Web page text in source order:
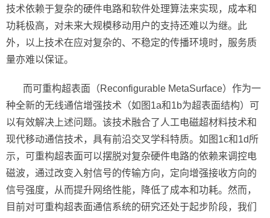
技术依赖于复杂的硬件电路和软件处理算法来实现，成本和
功耗极高，对未来大规模移动用户的支持还难以为继。此
外，以上技术在应对复杂的、不稳定的传播环境时，服务质
量亦难以保证。
而可重构超表面（Reconfigurable MetaSurface）作为一
种全新的无线通信增强技术（如图1a和1b为超表面结构）可
以有效解决上述问题。该技术融合了人工电磁超材料技术和
现代移动通信技术，具有前沿交叉学科特质。如图1c和1d所
示，可重构超表面可以摆脱对复杂硬件电路的依赖来调控电
磁波，通过改变入射信号的传输方向，定向增强接收方向的
信号强度，从而提升网络性能，降低了成本和功耗。然而，
目前对可重构超表面通信系统的研究还处于起步阶段，我们